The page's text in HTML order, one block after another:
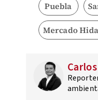
Puebla
Mercado